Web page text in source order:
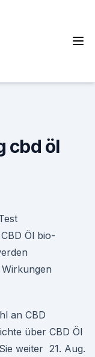
cbd öl
Öl bio-
an CBD
über CBD Öl
weiter 21. Aug.